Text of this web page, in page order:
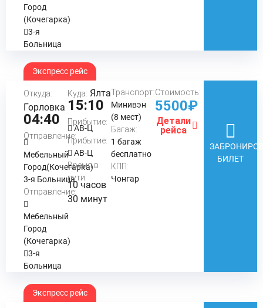
Город
(Кочегарка)
3-я
Больница
Экспресс рейс
Откуда:
Горловка
04:40
Отправление:
Мебельный
Город(Кочегарка)
3-я Больница
Отправление:
Мебельный
Город
(Кочегарка)
3-я
Больница
Куда: Ялта
15:10
Прибытие:
АВ-Ц
Прибытие:
АВ-Ц
Время в
пути:
10 часов
30 минут
Транспорт:
Минивэн
(8 мест)
Багаж:
1 багаж
бесплатно
КПП:
Чонгар
Стоимость:
5500₽
Детали
рейса
БИЛЕТ
Экспресс рейс